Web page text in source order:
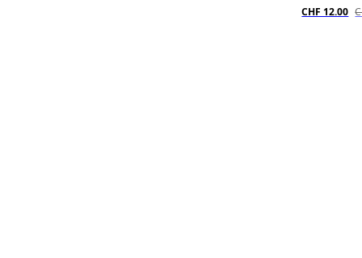
CHF 12.00